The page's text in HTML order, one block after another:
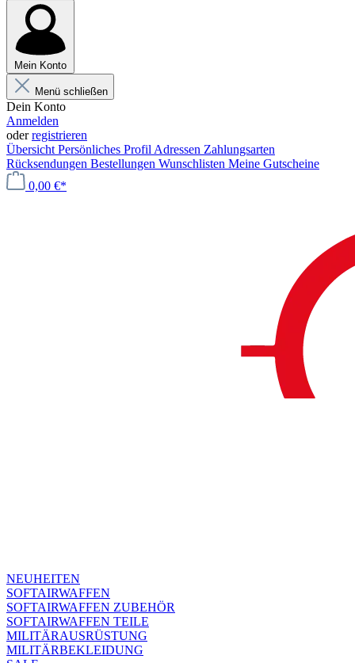
Mein Konto
Menü schließen
Dein Konto
Anmelden
oderregistrieren
Übersicht Persönliches Profil Adressen Zahlungsarten
Rücksendungen Bestellungen Wunschlisten Meine Gutscheine
0,00 €*
NEUHEITEN
SOFTAIRWAFFEN
SOFTAIRWAFFEN ZUBEHÖR
SOFTAIRWAFFEN TEILE
MILITÄRAUSRÜSTUNG
MILITÄRBEKLEIDUNG